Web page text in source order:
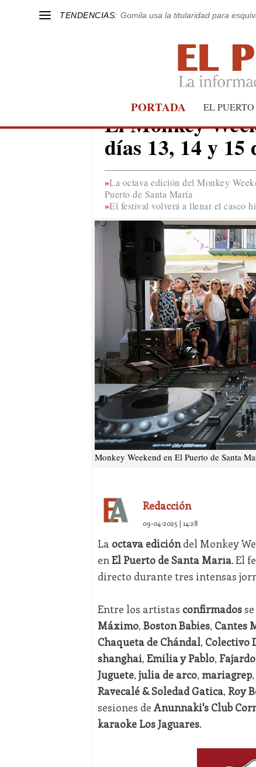
TENDENCIAS: Gomila usa la titularidad para
PORTADA EL PUERTO
EL PUERTO
El Monkey
días 13, 14 y
La octava edición del Monkey
Puerto de Santa María
El festival volverá a llenar el casco
Monkey Weekend en El Puerto de Santa
Redacción
09-04-2025 | 14:28
La octava edicióndel Monkey
enEl Puerto de Santa María. El
directo durante tres intensas
Entre los artistas confirmadosse
Máximo, Boston Babies, Cantes
Chaqueta de Chándal, Colectivo
shanghai, Emilia y Pablo, Fajardo
Juguete, julia de arco, mariagrep,
Ravecalé & Soledad Gatica, Roy
sesiones de Anunnaki's Club
karaoke Los Jaguares.